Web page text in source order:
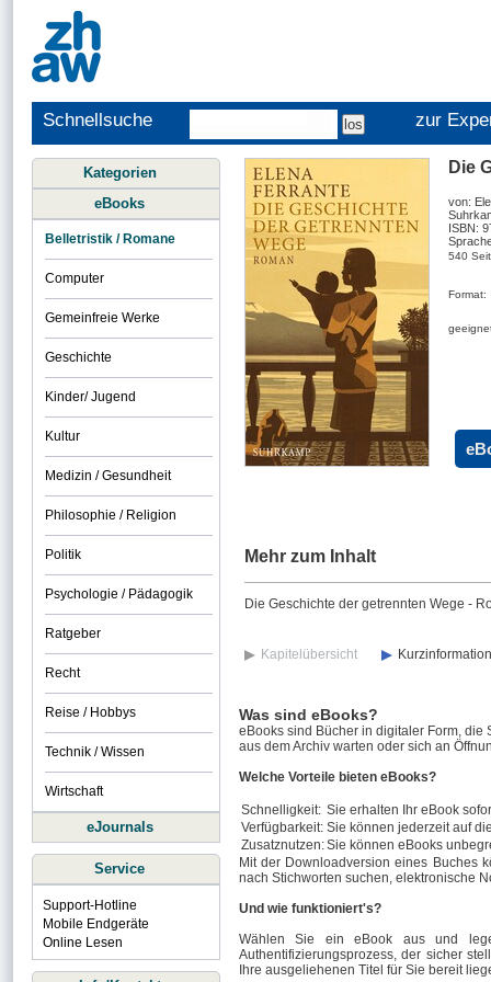
Schnellsuche zur
Die
von:
ISBN:
540
Format:
Mehr zum Inhalt
Die Geschichte der getrennten Wege -
Kapitelübersicht Kurzinformation
Was sind eBooks?
eBooks sind Bücher in digitaler Form,
aus dem Archiv warten oder sich an
Welche Vorteile bieten eBooks?
Schnelligkeit: Sie erhalten Ihr eBook
Verfügbarkeit: Sie können jederzeit auf
Zusatznutzen:Sie können eBooks
Mit der Downloadversion eines Buches
nach Stichworten suchen, elektronische
Und wie funktioniert's?
Wählen Sie ein eBook aus und
Authentifizierungsprozess, der sicher
Ihre ausgeliehenen Titel für Sie bereit
Kategorien
eBooks
Belletristik / Romane
Computer
Gemeinfreie Werke
Geschichte
Kinder/ Jugend
Kultur
Medizin / Gesundheit
Philosophie / Religion
Politik
Psychologie / Pädagogik
Ratgeber
Recht
Reise / Hobbys
Technik / Wissen
Wirtschaft
eJournals
Service
Support-Hotline
Mobile Endgeräte
Online Lesen